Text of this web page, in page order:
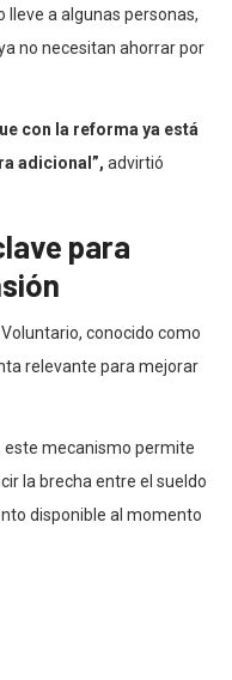
a algunas personas,
no necesitan ahorrar por
con la reforma ya está
adicional”, advirtió
para
conocido como
relevante para mejorar
mecanismo permite
la brecha entre el sueldo
disponible al momento